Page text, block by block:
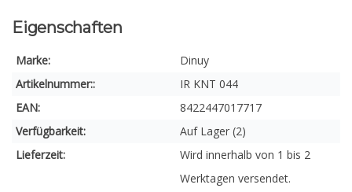
Eigenschaften
Marke:
Dinuy
Artikelnummer::
IR KNT 044
EAN:
8422447017717
Verfügbarkeit:
Auf Lager (2)
Lieferzeit:
Wird innerhalb von 1 bis 2
Werktagen versendet.